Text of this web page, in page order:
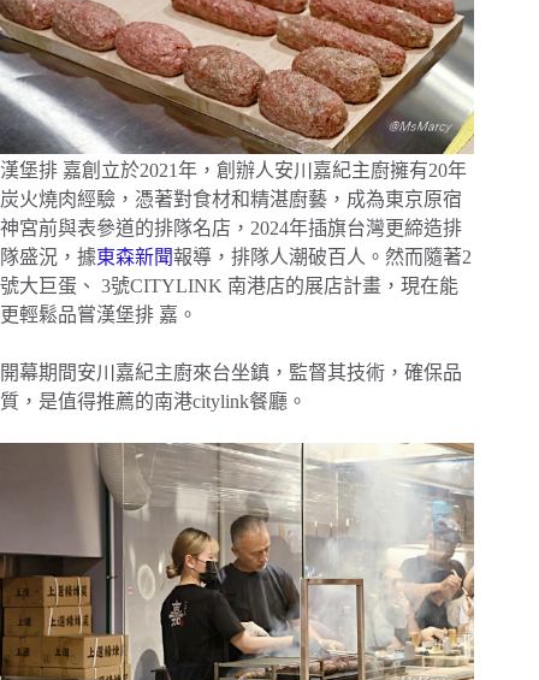
漢堡排 嘉創立於2021年，創辦人安川嘉紀主廚擁有20年
炭火燒肉經驗，憑著對食材和精湛廚藝，成為東京原宿
神宮前與表參道的排隊名店，2024年插旗台灣更締造排
隊盛況，據東森新聞報導，排隊人潮破百人。然而隨著2
號大巨蛋、 3號CITYLINK 南港店的展店計畫，現在能
更輕鬆品嘗漢堡排 嘉。
開幕期間安川嘉紀主廚來台坐鎮，監督其技術，確保品
質，是值得推薦的南港citylink餐廳。